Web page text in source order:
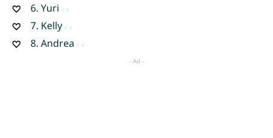
6. Yuri
7. Kelly
8. Andrea